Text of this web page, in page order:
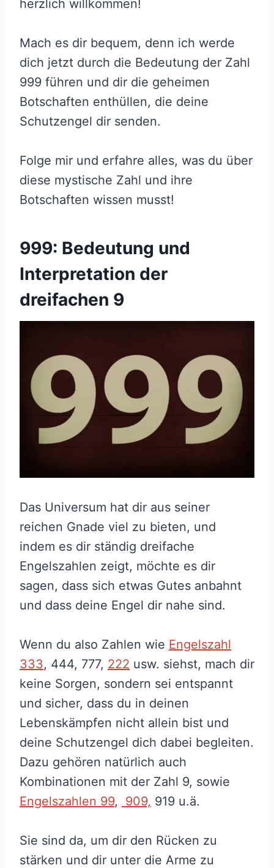
herzlich willkommen!
Mach es dir bequem, denn ich werde
dich jetzt durch die Bedeutung der Zahl
999 führen und dir die geheimen
Botschaften enthüllen, die deine
Schutzengel dir senden.
Folge mir und erfahre alles, was du über
diese mystische Zahl und ihre
Botschaften wissen musst!
999: Bedeutung und
Interpretation der
dreifachen 9
Das Universum hat dir aus seiner
reichen Gnade viel zu bieten, und
indem es dir ständig dreifache
Engelszahlen zeigt, möchte es dir
sagen, dass sich etwas Gutes anbahnt
und dass deine Engel dir nahe sind.
Wenn du also Zahlen wie Engelszahl
333, 444, 777, 222 usw. siehst, mach dir
keine Sorgen, sondern sei entspannt
und sicher, dass du in deinen
Lebenskämpfen nicht allein bist und
deine Schutzengel dich dabei begleiten.
Dazu gehören natürlich auch
Kombinationen mit der Zahl 9, sowie
Engelszahlen 99, 909, 919 u.ä.
Sie sind da, um dir den Rücken zu
stärken und dir unter die Arme zu